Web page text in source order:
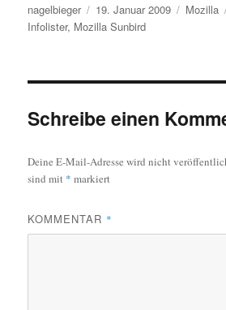
Autor
nagelbieger
Veröffentlicht
am
19. Januar 2009 Mozilla
Infolister, Mozilla Sunbird
Schreibe einen
Deine E-Mail-Adresse wird nicht
sind mit * markiert
KOMMENTAR *